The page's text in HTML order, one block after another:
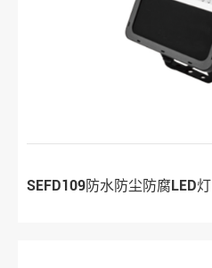
SEFD109防水防尘防腐LED灯